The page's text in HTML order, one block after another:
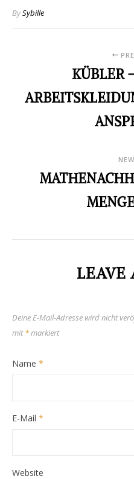
BySybille
KÜBLER
LEAVE
Deine E-Mail-Adresse wird nicht
mit*markiert
Name *
E-Mail *
Website